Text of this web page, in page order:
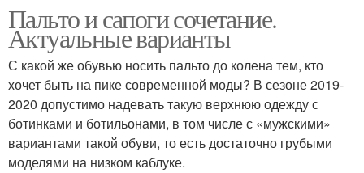
Пальто и сапоги сочетание.
Актуальные варианты
С какой же обувью носить пальто до колена тем, кто
хочет быть на пике современной моды? В сезоне 2019-
2020 допустимо надевать такую верхнюю одежду с
ботинками и ботильонами, в том числе с «мужскими»
вариантами такой обуви, то есть достаточно грубыми
моделями на низком каблуке.